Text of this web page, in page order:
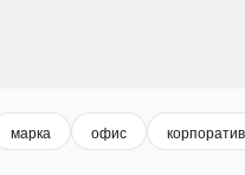
марка офис